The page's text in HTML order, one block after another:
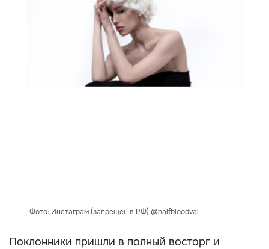
Фото: Инстаграм (запрещён в РФ) @halfbloodval
Поклонники пришли в полный восторг и